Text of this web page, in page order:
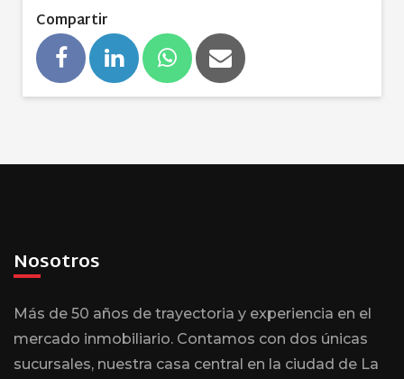
Compartir
Nosotros
Más de 50 años de trayectoria y experiencia en el
mercado inmobiliario. Contamos con dos únicas
sucursales, nuestra casa central en la ciudad de La